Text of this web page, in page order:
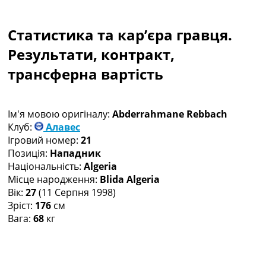
Чемпіонат Світу
Україна. Прем’єр-Ліга
Україна. Перша Ліга
Ліга Чемпіонів
Ще Турніри >>>
Таблиці
Чемпіонат Світу. Турнирні таблиці
Таблиця УПЛ
Перша Ліга
Таблиця АПЛ
Таблиця Ла Ліги
Таблиця Ліги Чемпіонів
Всі таблиці >>>
Статистика та кар’єра гравця.
Результати, контракт,
трансферна вартість
Ім'я мовою оригіналу: Abderrahmane Rebbach
Клуб:
Алавес
Ігровий номер: 21
Позиція: Нападник
Національність: Algeria
Місце народження: Blida Algeria
Вік: 27(11 Серпня 1998)
Зріст: 176 см
Вага: 68 кг